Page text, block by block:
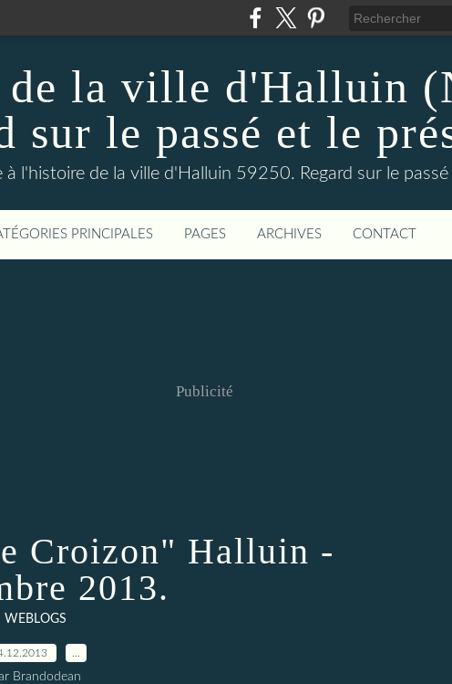
la ville d'Halluin
sur le passé et le
l'histoire de la ville d'Halluin 59250. Regard sur le
PRINCIPALES PAGES ARCHIVES CONTACT
Publicité
Croizon" Halluin -
2013.
WEBLOGS
Brandodean